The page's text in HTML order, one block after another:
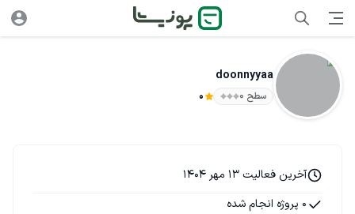
doonnyyaa
سطح ۰ 0
آخرین فعالیت 13 مهر 1404
0 پروژه انجام شده